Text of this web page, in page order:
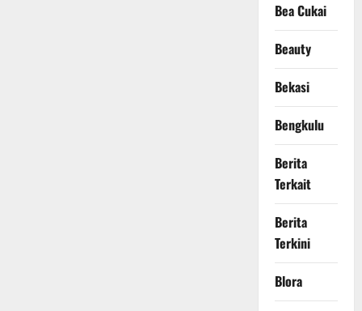
Bea Cukai
Beauty
Bekasi
Bengkulu
Berita
Terkait
Berita
Terkini
Blora